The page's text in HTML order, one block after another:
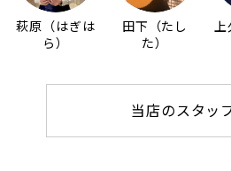
萩原（はぎは
ら）
田下（たし
た）
当店のスタッ